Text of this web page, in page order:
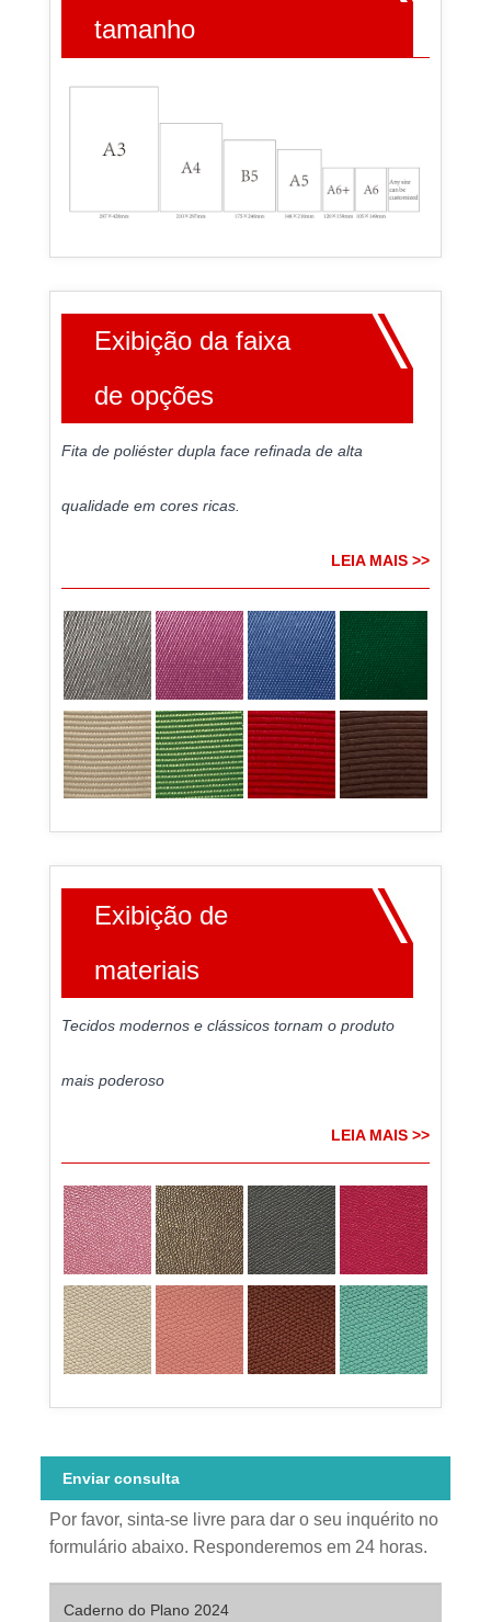
tamanho
Exibição da faixa
de opções
Fita de poliéster dupla face refinada de alta
qualidade em cores ricas.
LEIA MAIS >>
Exibição de
materiais
Tecidos modernos e clássicos tornam o produto
mais poderoso
LEIA MAIS >>
Enviar consulta
Por favor, sinta-se livre para dar o seu inquérito no
formulário abaixo. Responderemos em 24 horas.